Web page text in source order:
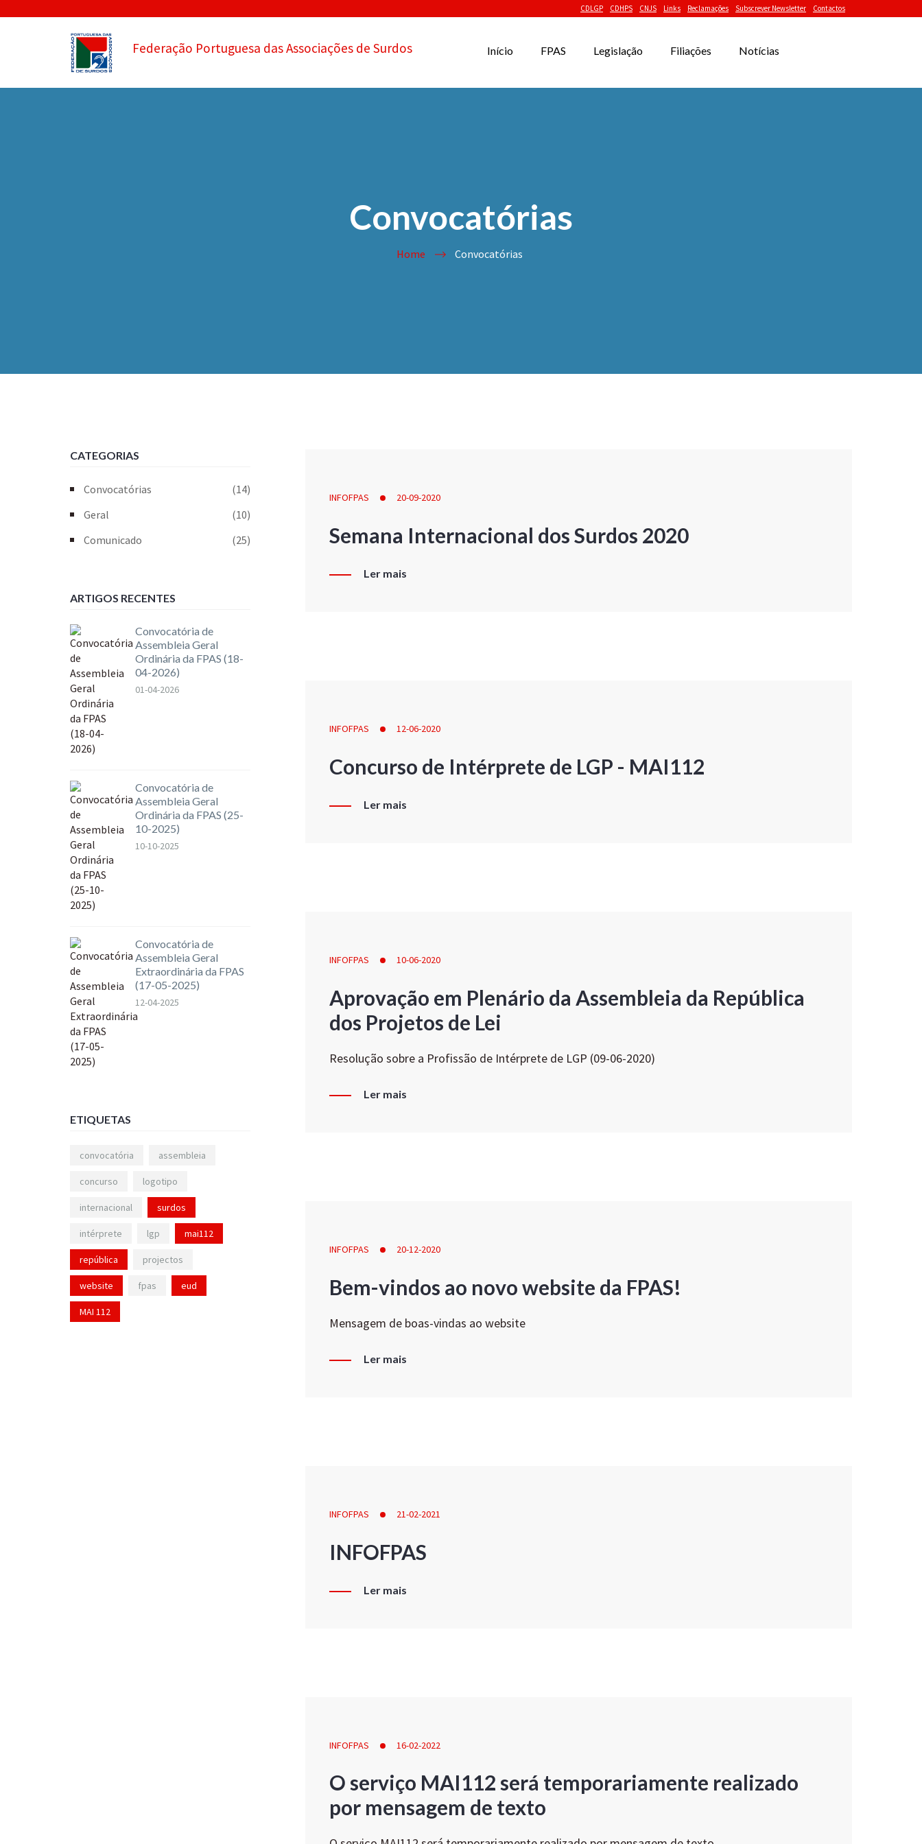
CDLGP CDHPS CNJS Links Reclamações Subscrever Newsletter Contactos
Federação Portuguesa das Associações de Surdos Início FPAS Legislação Filiações Notícias
Convocatórias
Home Convocatórias
INFOFPAS 20-09-2020
Semana Internacional dos Surdos 2020
Ler mais
INFOFPAS 12-06-2020
Concurso de Intérprete de LGP - MAI112
Ler mais
INFOFPAS 10-06-2020
Aprovação em Plenário da Assembleia da República
dos Projetos de Lei
Resolução sobre a Profissão de Intérprete de LGP (09-06-2020)
Ler mais
INFOFPAS 20-12-2020
Bem-vindos ao novo website da FPAS!
Mensagem de boas-vindas ao website
Ler mais
INFOFPAS 21-02-2021
INFOFPAS
Ler mais
INFOFPAS 16-02-2022
O serviço MAI112 será temporariamente realizado
por mensagem de texto
CATEGORIAS
Convocatórias
(14)
Geral
(10)
Comunicado
(25)
ARTIGOS RECENTES
Convocatória de
Assembleia Geral
Ordinária da FPAS (18-
04-2026)
01-04-2026
Convocatória de
Assembleia Geral
Ordinária da FPAS (25-
10-2025)
10-10-2025
Convocatória de
Assembleia Geral
Extraordinária da FPAS
(17-05-2025)
12-04-2025
ETIQUETAS
convocatória assembleia
concurso logotipo
internacional surdos
intérprete lgp mai112
república projectos
website fpas eud
MAI 112